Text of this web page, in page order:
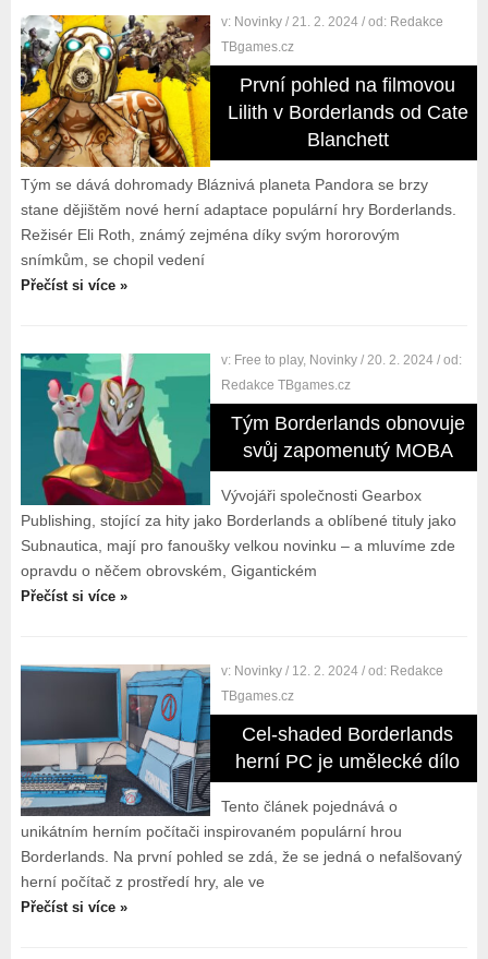
v: Novinky / 21. 2. 2024 / od: Redakce
TBgames.cz
První pohled na filmovou
Lilith v Borderlands od Cate
Blanchett
Tým se dává dohromady Bláznivá planeta Pandora se brzy
stane dějištěm nové herní adaptace populární hry Borderlands.
Režisér Eli Roth, známý zejména díky svým hororovým
snímkům, se chopil vedení
Přečíst si více »
v: Free to play, Novinky / 20. 2. 2024 / od:
Redakce TBgames.cz
Tým Borderlands obnovuje
svůj zapomenutý MOBA
Vývojáři společnosti Gearbox
Publishing, stojící za hity jako Borderlands a oblíbené tituly jako
Subnautica, mají pro fanoušky velkou novinku – a mluvíme zde
opravdu o něčem obrovském, Gigantickém
Přečíst si více »
v: Novinky / 12. 2. 2024 / od: Redakce
TBgames.cz
Cel-shaded Borderlands
herní PC je umělecké dílo
Tento článek pojednává o
unikátním herním počítači inspirovaném populární hrou
Borderlands. Na první pohled se zdá, že se jedná o nefalšovaný
herní počítač z prostředí hry, ale ve
Přečíst si více »